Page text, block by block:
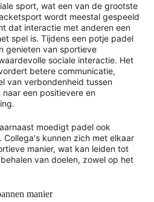
sport, wat een van de grootste
wordt meestal gespeeld
dat interactie met anderen een
spel is. Tijdens een potje padel
genieten van sportieve
sociale interactie. Het
betere communicatie,
van verbondenheid tussen
een positievere en
moedigt padel ook
kunnen zich met elkaar
manier, wat kan leiden tot
van doelen, zowel op het
manier